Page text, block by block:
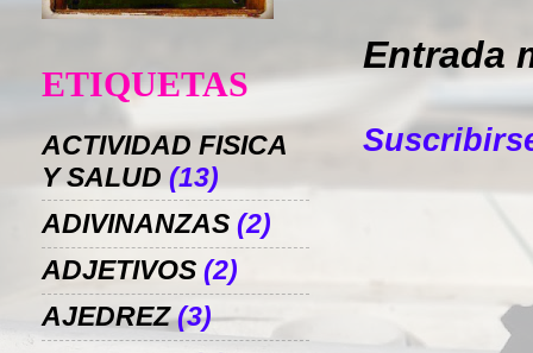
Entrada
ETIQUETAS
ACTIVIDAD FISICA
Y SALUD (13)
ADIVINANZAS (2)
ADJETIVOS (2)
AJEDREZ (3)